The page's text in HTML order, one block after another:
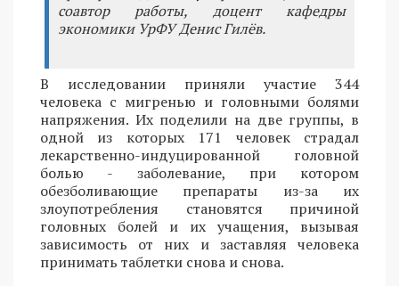
соавтор работы, доцент кафедры
экономики УрФУ Денис Гилёв.
В исследовании приняли участие 344
человека с мигренью и головными болями
напряжения. Их поделили на две группы, в
одной из которых 171 человек страдал
лекарственно-индуцированной головной
болью - заболевание, при котором
обезболивающие препараты из-за их
злоупотребления становятся причиной
головных болей и их учащения, вызывая
зависимость от них и заставляя человека
принимать таблетки снова и снова.